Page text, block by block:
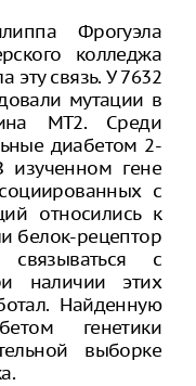
Фрогуэла
колледжа
эту связь. У 7632
мутации в
МТ2. Среди
диабетом 2-
изученном гене
с
относились к
белок-рецептор
с
наличии этих
Найденную
генетики
выборке